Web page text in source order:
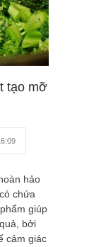
tạo mỡ
hảo
chứa
giúp
bởi
cảm giác